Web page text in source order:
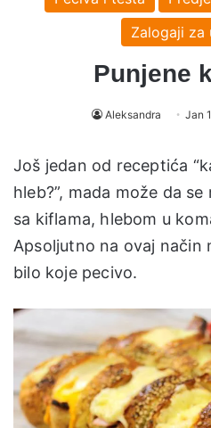
Zalogaji za
Punjene
Aleksandra Jan
Još jedan od receptića
hleb?”, mada može da
sa kiflama, hlebom u
Apsoljutno na ovaj način
bilo koje pecivo.